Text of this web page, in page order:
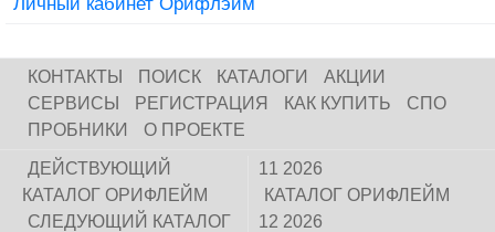
КОНТАКТЫ ПОИСК КАТАЛОГИ
АКЦИИ
СЕРВИСЫ
РЕГИСТРАЦИЯ КАК КУПИТЬ
СПО
ПРОБНИКИ
О ПРОЕКТЕ
ДЕЙСТВУЮЩИЙ
КАТАЛОГ ОРИФЛЕЙМ
СЛЕДУЮЩИЙ КАТАЛОГ
11 2026
КАТАЛОГ ОРИФЛЕЙМ
12 2026